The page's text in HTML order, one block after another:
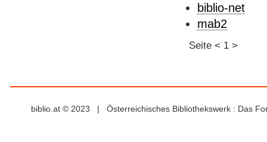
biblio-net
mab2
Seite < 1 >
biblio.at © 2023 | Österreichisches Bibliothekswerk : Das